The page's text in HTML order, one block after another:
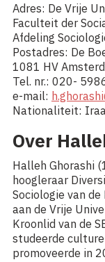
Adres: De Vrije
Faculteit der
Afdeling
Postadres: De
1081 HV
Tel. nr.: 020-
e-mail:
Nationaliteit:
Over
Halleh Ghorashi
hoogleraar
Sociologie van
aan de Vrije
Kroonlid van de
studeerde
promoveerde in